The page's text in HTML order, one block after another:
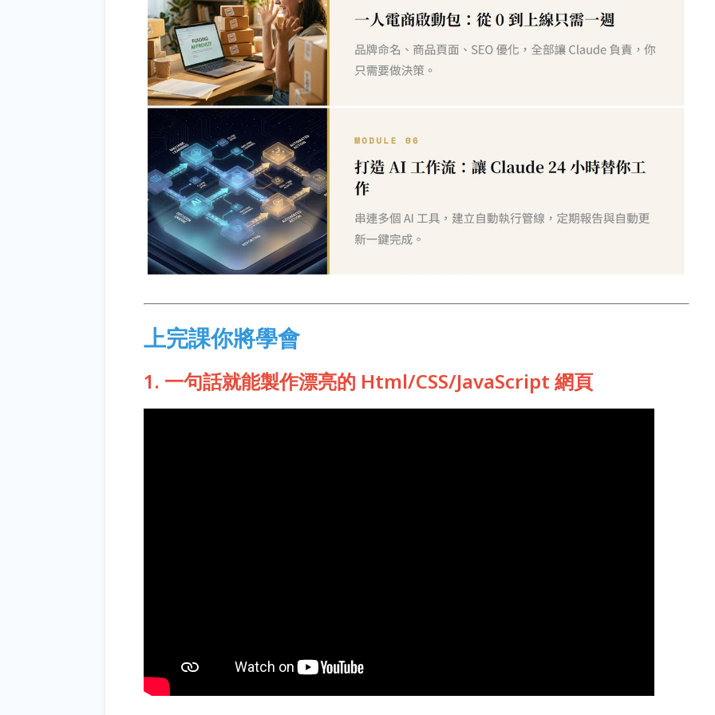
上完課你將學會
1. 一句話就能製作漂亮的 Html/CSS/JavaScript 網頁